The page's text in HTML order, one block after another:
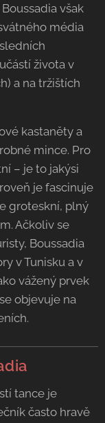
však
média
života v
a na tržištích
kastaněty a
mince. Pro
– je to jakýsi
je fascinuje
groteskní, plný
Ačkoliv se
Boussadia
v Tunisku a v
vážený prvek
objevuje na
tance je
často hravě